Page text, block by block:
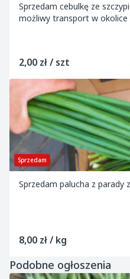
Sprzedam cebulkę ze
możliwy transport w okolice
2,00 zł / szt
Sprzedam
Sprzedam palucha z parady
8,00 zł / kg
Podobne ogłoszenia